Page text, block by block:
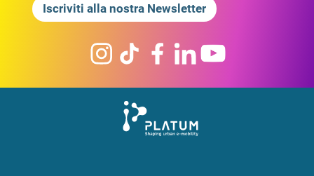
Iscriviti alla nostra Newsletter